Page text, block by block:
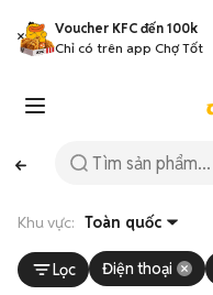
Voucher KFC đến 100k
Chỉ có trên app Chợ Tốt
Khu vực: Toàn quốc
Lọc Điện thoại